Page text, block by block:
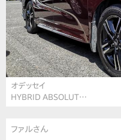
オデッセイ
HYBRID ABSOLUT…
ファルさん